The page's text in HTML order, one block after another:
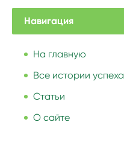
Навигация
На главную
Все истории успеха
Статьи
О сайте